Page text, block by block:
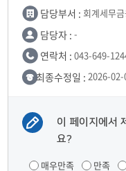
담당부서 : 회계세무
담당자 : -
연락처 : 043-649-
최종수정일 : 2026-02-
이 페이지에서
요?
매우만족 만족